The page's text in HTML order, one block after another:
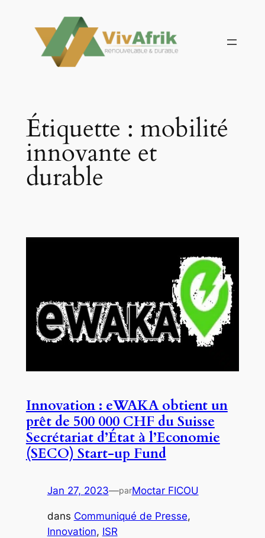
contenu
Étiquette : mobilité
innovante et
durable
Innovation : eWAKA obtient un
prêt de 500 000 CHF du Suisse
Secrétariat d’État à l’Economie
(SECO) Start-up Fund
Jan 27, 2023—parMoctar FICOU
dans Communiqué de Presse
Innovation, ISR